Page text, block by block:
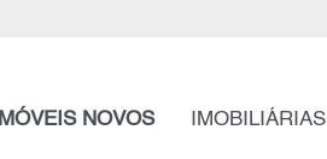
IMÓVEIS NOVOS IMOBILIÁRIAS